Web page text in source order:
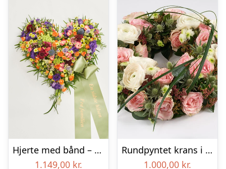
Hjerte med bånd – Floristens kreative valg
1.149,00 kr.
Rundpyntet krans i lyse farver – Blomster til begravelse
1.000,00 kr.